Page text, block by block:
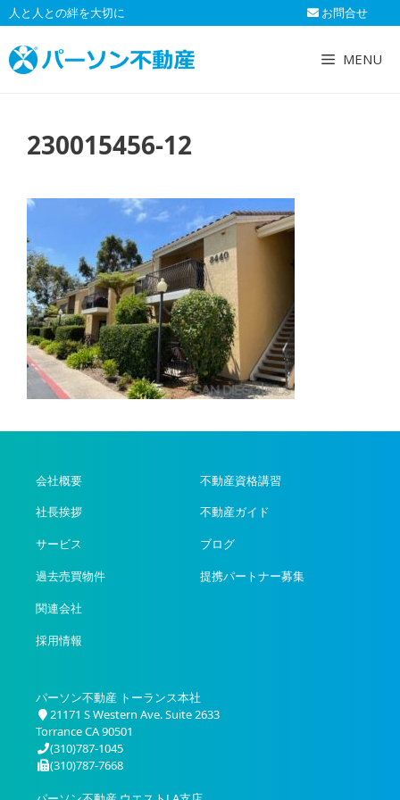
コ
ン
テ
ン
人と人との絆を大切に お問合せ
MENU
230015456-12
会社概要
社長挨拶
サービス
過去売買物件
関連会社
採用情報
不動産資格講習
不動産ガイド
ブログ
提携パートナー募集
パーソン不動産 トーランス本社
21171 S Western Ave. Suite 2633
Torrance CA 90501
(310)787-1045
(310)787-7668